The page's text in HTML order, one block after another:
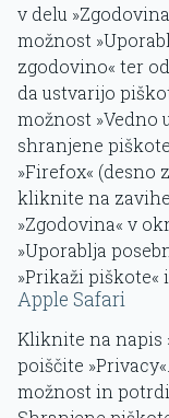
v delu
možnost
zgodovino« ter
da ustvarijo
možnost »Vedno
shranjene
»Firefox« (desno
kliknite na
»Zgodovina« v
»Uporablja
»Prikaži piškote«
Apple Safari
Kliknite na napis
poiščite
možnost in